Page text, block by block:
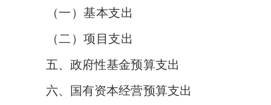
（一）基本支出
（二）项目支出
五、政府性基金预算支出
六、国有资本经营预算支出